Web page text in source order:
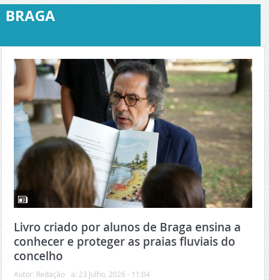
BRAGA
Livro criado por alunos de Braga ensina a
conhecer e proteger as praias fluviais do
concelho
Autor: Redação a: 23 Julho, 2026 - 11:04